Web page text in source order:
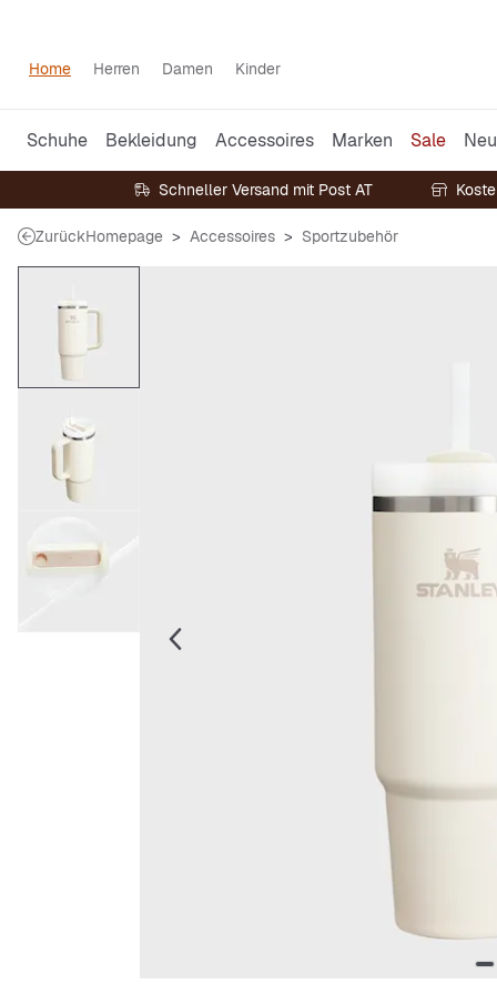
Home Herren Damen Kinder
Schuhe Bekleidung Accessoires Marken Sale Neu
Schneller Versand mit Post AT
ZurückHomepage Accessoires Sportzubehör